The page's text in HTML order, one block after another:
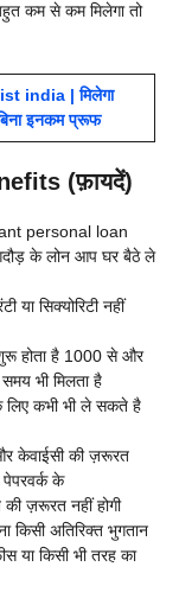
कम से कम मिलेगा तो
india | मिलेगा
इनकम प्रूफ
(फ़ायदें)
personal loan
के लोन आप घर बैठे ले
या सिक्योरिटी नहीं
होता है 1000 से और
भी मिलता है
लिए कभी भी ले सकते है
केवाईसी की ज़रूरत
के
ज़रूरत नहीं होगी
अतिरिक्त भुगतान
या किसी भी तरह का